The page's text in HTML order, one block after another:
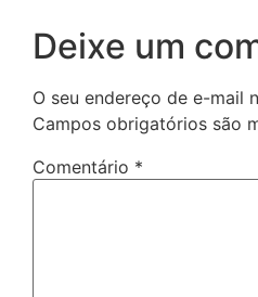
Deixe um
O seu endereço de e-mail
Campos obrigatórios são
Comentário *